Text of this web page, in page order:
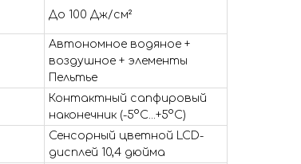
До 100 Дж/см²
Автономное водяное +
воздушное + элементы
Пельтье
Контактный сапфировый
наконечник (-5°C...+5°C)
Сенсорный цветной LCD-
дисплей 10,4 дюйма